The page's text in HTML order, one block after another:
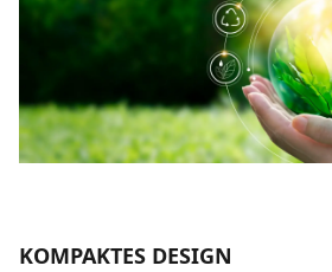
KOMPAKTES DESIGN